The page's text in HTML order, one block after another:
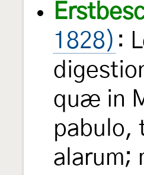
1828) :
quæ in
pabulo,
alarum;